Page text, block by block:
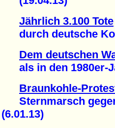
Jährlich 3.100 Tote
durch deutsche
Dem deutschen
als in den 1980er-
Braunkohle-
Sternmarsch
(6.01.13)